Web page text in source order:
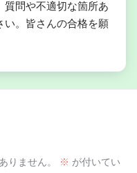
質問や不適切な箇所あ
い。皆さんの合格を願
りません。 ※ が付いてい